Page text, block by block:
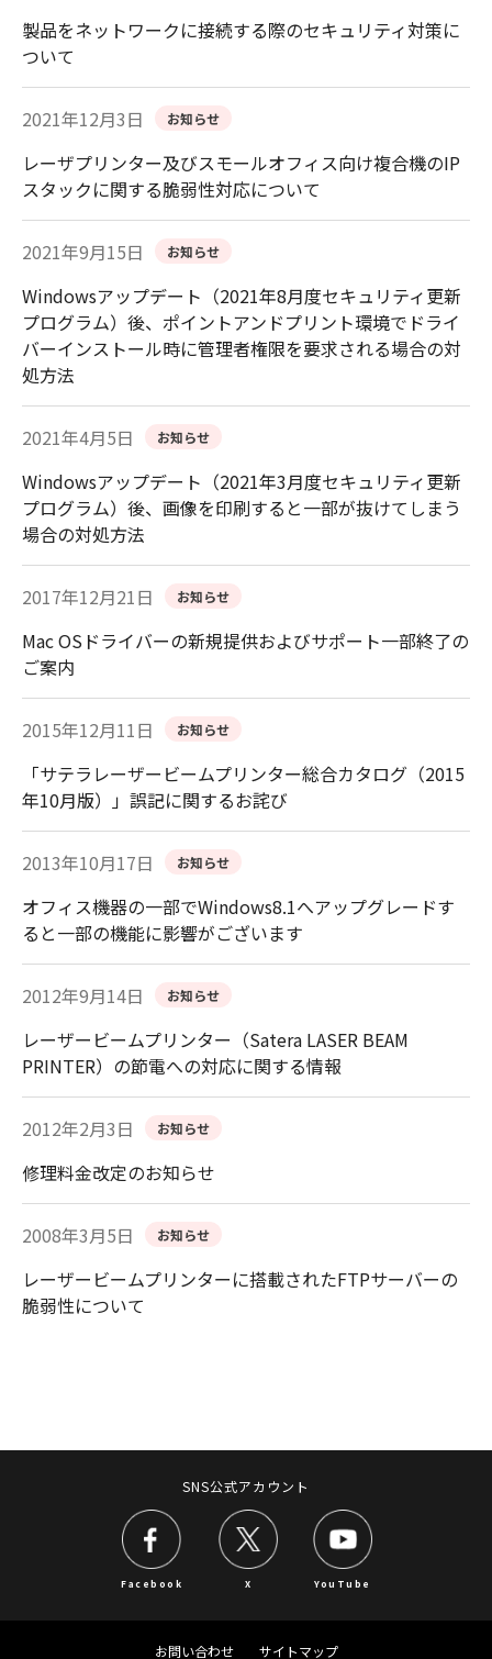
製品をネットワークに接続する際のセキュリティ対策に
ついて
2021年12月3日 お知らせ
レーザプリンター及びスモールオフィス向け複合機のIP
スタックに関する脆弱性対応について
2021年9月15日 お知らせ
Windowsアップデート（2021年8月度セキュリティ更新
プログラム）後、ポイントアンドプリント環境でドライ
バーインストール時に管理者権限を要求される場合の対
処方法
2021年4月5日 お知らせ
Windowsアップデート（2021年3月度セキュリティ更新
プログラム）後、画像を印刷すると一部が抜けてしまう
場合の対処方法
2017年12月21日 お知らせ
Mac OSドライバーの新規提供およびサポート一部終了の
ご案内
2015年12月11日 お知らせ
「サテラレーザービームプリンター総合カタログ（2015
年10月版）」誤記に関するお詫び
2013年10月17日 お知らせ
オフィス機器の一部でWindows8.1へアップグレードす
ると一部の機能に影響がございます
2012年9月14日 お知らせ
レーザービームプリンター（Satera LASER BEAM
PRINTER）の節電への対応に関する情報
2012年2月3日 お知らせ
修理料金改定のお知らせ
2008年3月5日 お知らせ
レーザービームプリンターに搭載されたFTPサーバーの
脆弱性について
SNS公式アカウント
Facebook X YouTube
お問い合わせ サイトマップ